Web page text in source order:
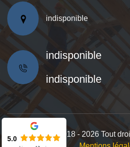
indisponible
indisponible
indisponible
©2018 - 2026 Tout
5.0